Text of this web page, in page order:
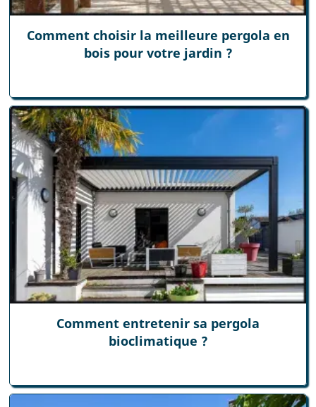
Comment choisir la meilleure pergola en
bois pour votre jardin ?
Comment entretenir sa pergola
bioclimatique ?